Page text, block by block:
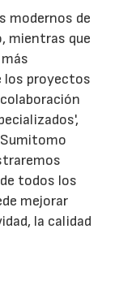
modernos de
mientras que
los proyectos
todos los
mejorar
la calidad